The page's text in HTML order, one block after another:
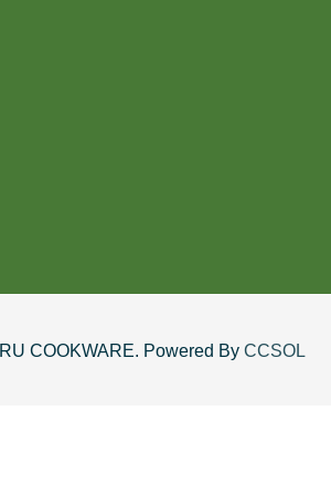
COOKWARE. Powered By CCSOL